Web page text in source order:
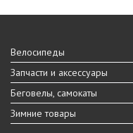
Велосипеды
Запчасти и аксессуары
Беговелы, самокаты
Зимние товары